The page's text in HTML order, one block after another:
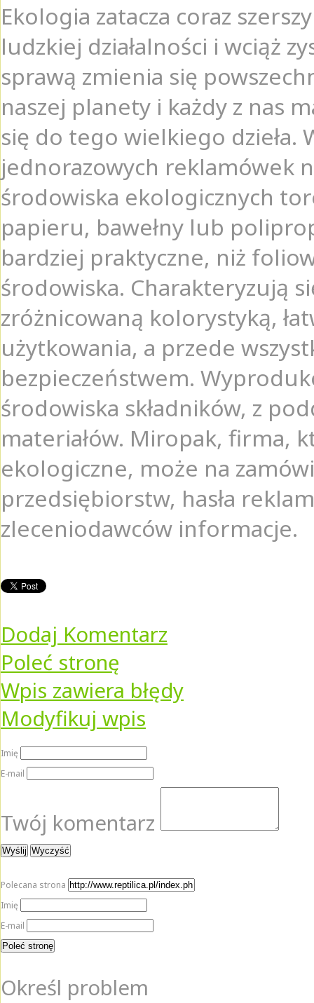
Ekologia zatacza coraz
ludzkiej działalności i wciąż
sprawą zmienia się
naszej planety i każdy z nas
się do tego wielkiego dzieła.
jednorazowych reklamówek
środowiska ekologicznych
papieru, bawełny lub
bardziej praktyczne, niż
środowiska. Charakteryzują
zróżnicowaną kolorystyką,
użytkowania, a przede
bezpieczeństwem.
środowiska składników, z
materiałów. Miropak, firma,
ekologiczne, może na
przedsiębiorstw, hasła
zleceniodawców informacje.
Dodaj Komentarz
Poleć stronę
Wpis zawiera błędy
Modyfikuj wpis
Imię
E-mail
Twój komentarz
Polecana strona
Imię
E-mail
Określ problem